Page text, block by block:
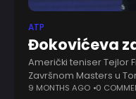
ATP
Đokovićeva
Američki teniser Tejlor
Završnom Masters u
zamenu Novaka
9 MONTHS AGO 0